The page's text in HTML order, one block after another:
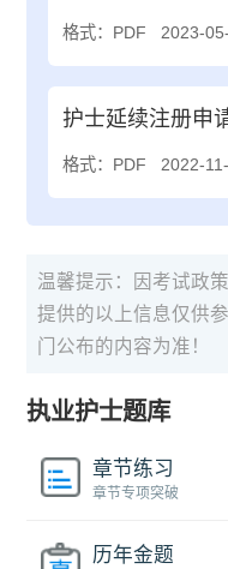
格式：PDF 2023-
护士延续注册申
格式：PDF 2022-
温馨提示：因考试政
提供的以上信息仅供
门公布的内容为准！
执业护士题库
章节练习
章节专项突破
历年金题